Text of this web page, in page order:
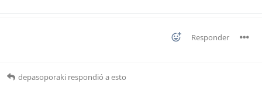
Responder
depasoporaki respondió a esto